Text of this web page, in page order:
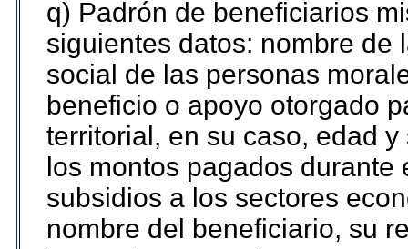
q) Padrón de beneficiarios
siguientes datos: nombre de
social de las personas
beneficio o apoyo otorgado
territorial, en su caso, edad
los montos pagados
subsidios a los sectores
nombre del beneficiario, su